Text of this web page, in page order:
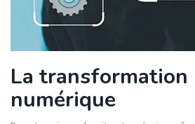
La transformation
numérique